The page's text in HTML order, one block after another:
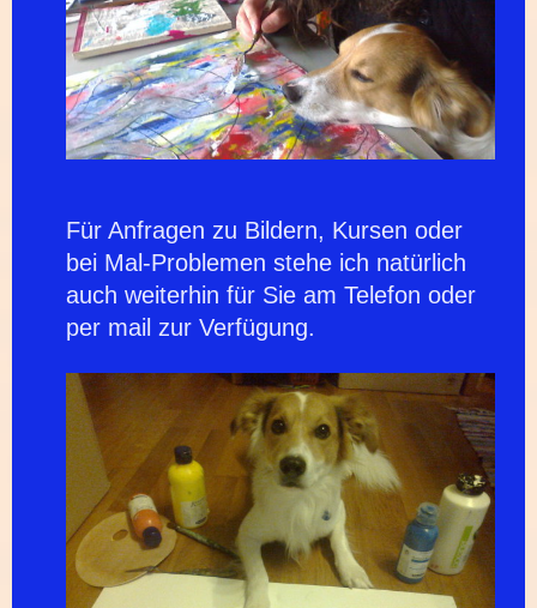
Für Anfragen zu Bildern, Kursen oder
bei Mal-Problemen stehe ich natürlich
auch weiterhin für Sie am Telefon oder
per mail zur Verfügung.